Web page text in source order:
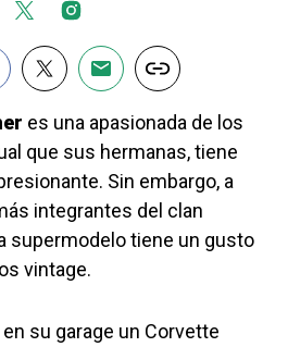
es una apasionada de los
que sus hermanas, tiene
Sin embargo, a
integrantes del clan
supermodelo tiene un gusto
vintage.
su garage un Corvette